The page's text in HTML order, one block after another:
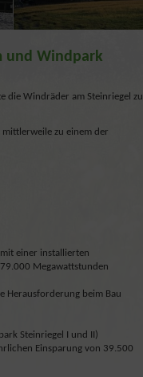
und Windpark
die Windräder am Steinriegel zu
zu einem der
einer installierten
Megawattstunden
Herausforderung beim Bau
Steinriegel I und II)
Einsparung von 39.500